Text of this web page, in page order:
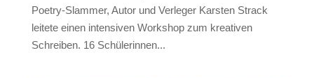
Poetry-Slammer, Autor und Verleger Karsten Strack
leitete einen intensiven Workshop zum kreativen
Schreiben. 16 Schülerinnen...